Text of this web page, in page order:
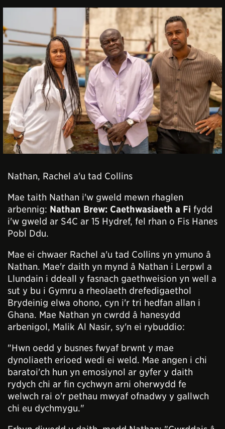
Nathan, Rachel a'u tad Collins
Mae taith Nathan i'w gweld mewn rhaglen
arbennig: Nathan Brew: Caethwasiaeth a Fi fydd
i'w gweld ar S4C ar 15 Hydref, fel rhan o Fis Hanes
Pobl Ddu.
Mae ei chwaer Rachel a'u tad Collins yn ymuno â
Nathan. Mae'r daith yn mynd â Nathan i Lerpwl a
Llundain i ddeall y fasnach gaethweision yn well a
sut y bu i Gymru a rheolaeth drefedigaethol
Brydeinig elwa ohono, cyn i'r tri hedfan allan i
Ghana. Mae Nathan yn cwrdd â hanesydd
arbenigol, Malik Al Nasir, sy'n ei rybuddio:
"Hwn oedd y busnes fwyaf brwnt y mae
dynoliaeth erioed wedi ei weld. Mae angen i chi
baratoi'ch hun yn emosiynol ar gyfer y daith
rydych chi ar fin cychwyn arni oherwydd fe
welwch rai o'r pethau mwyaf ofnadwy y gallwch
chi eu dychmygu."